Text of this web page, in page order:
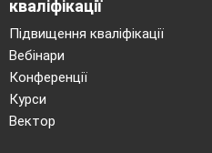
кваліфікації
Підвищення кваліфікації
Вебінари
Конференції
Курси
Вектор